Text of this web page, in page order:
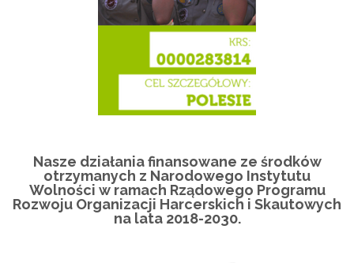
Nasze działania finansowane ze środków
otrzymanych z Narodowego Instytutu
Wolności w ramach Rządowego Programu
Rozwoju Organizacji Harcerskich i Skautowych
na lata 2018-2030.